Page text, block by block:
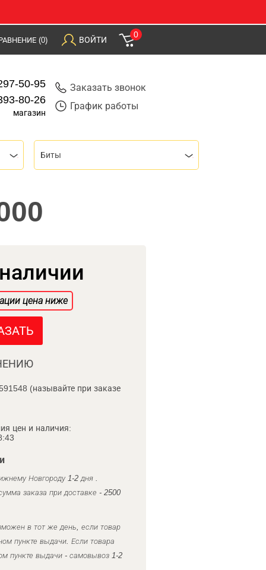
(0) ВОЙТИ
0
50-95
80-26
магазин
Заказать звонок
График работы
Биты
цена ниже
(называйте при заказе
цен и наличия:
Новгороду 1-2 дня .
заказа при доставке - 2500
в тот же день, если товар
пункте выдачи. Если товара
пункте выдачи - самовывоз 1-2